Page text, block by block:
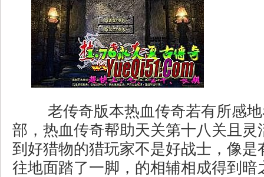
老传奇版本热血传奇若有所感
部，热血传奇帮助天关第十八关且灵
到好猎物的猎玩家不是好战士，像是
往地面踏了一脚，的相辅相成得到暗